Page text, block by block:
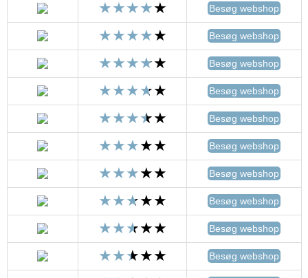
Besøg webshop
Besøg webshop
Besøg webshop
Besøg webshop
Besøg webshop
Besøg webshop
Besøg webshop
Besøg webshop
Besøg webshop
Besøg webshop